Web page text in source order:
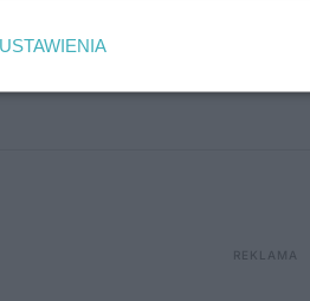
spacerów z
USTAWIENIA